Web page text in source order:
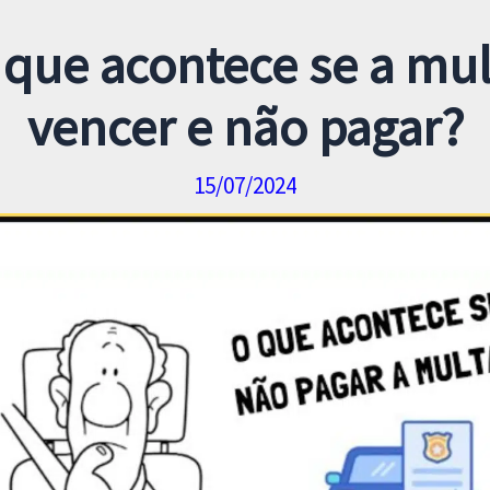
acontece se a
vencer e não pagar?
15/07/2024